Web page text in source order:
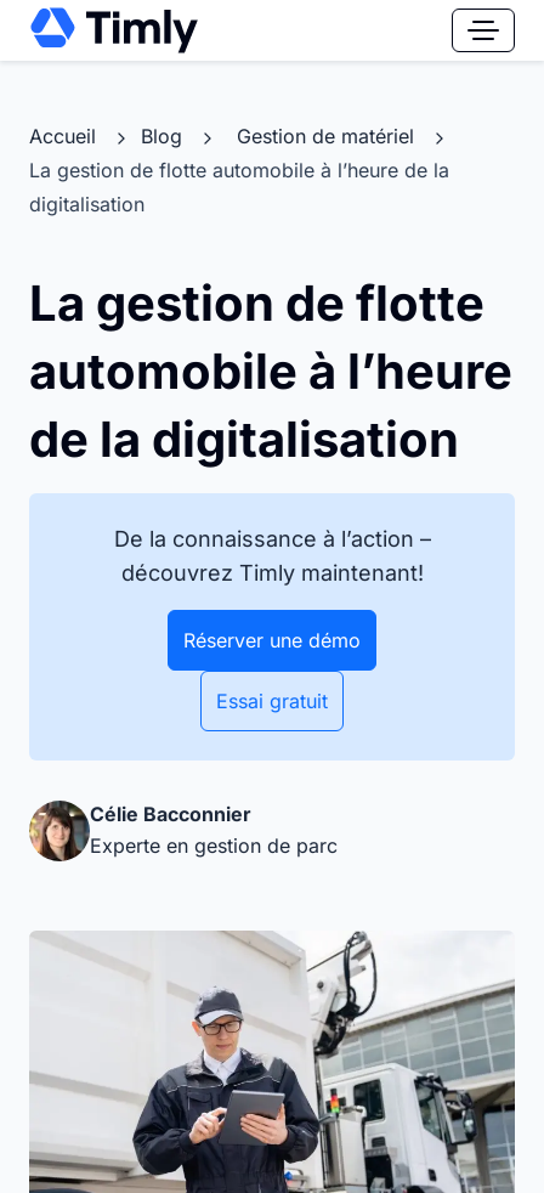
Accueil Blog
Gestion de matériel
La gestion de flotte automobile à l’heure de la
digitalisation
La gestion de flotte
automobile à l’heure
de la digitalisation
De la connaissance à l’action –
découvrez Timly maintenant!
Réserver une démo
Essai gratuit
Célie Bacconnier
Experte en gestion de parc